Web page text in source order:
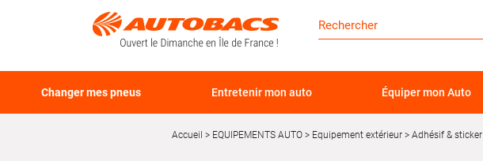
Changer mes pneus Entretenir mon auto Équiper mon Auto
Accueil EQUIPEMENTS AUTO Equipement extérieur Adhésif & sticker